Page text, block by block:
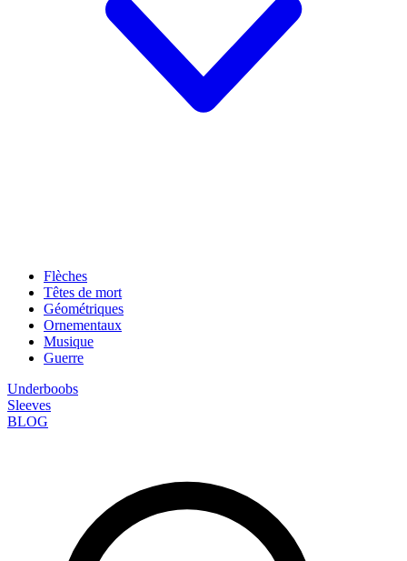
Flèches
Têtes de mort
Géométriques
Ornementaux
Musique
Guerre
Underboobs
Sleeves
BLOG